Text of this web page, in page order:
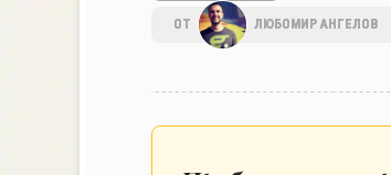
ОТ ЛЮБОМИР АНГЕЛОВ